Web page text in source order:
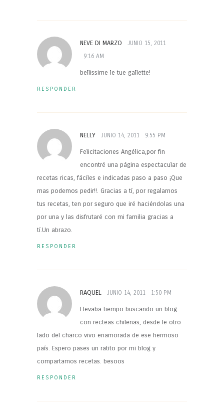
NEVE DI MARZO
JUNIO 15, 2011
9:16 AM
bellissime le tue gallette!
RESPONDER
NELLY JUNIO 14, 2011 9:55 PM
Felicitaciones Angélica,por fin
encontré una página espectacular de
recetas ricas, fáciles e indicadas paso a paso ¡Que
mas podemos pedir!!. Gracias a tí, por regalarnos
tus recetas, ten por seguro que iré haciéndolas una
por una y las disfrutaré con mi familia gracias a
tí.Un abrazo.
RESPONDER
RAQUEL JUNIO 14, 2011 1:50 PM
Llevaba tiempo buscando un blog
con recteas chilenas, desde le otro
lado del charco vivo enamorada de ese hermoso
país. Espero pases un ratito por mi blog y
compartamos recetas. besoos
RESPONDER